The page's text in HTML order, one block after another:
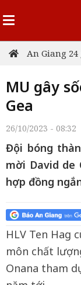
An Giang 24
MU gây
Gea
26/10/2023 - 08:32
Đội bóng
mời David de
hợp đồng
HLV Ten Hag
môn chất
Onana tham